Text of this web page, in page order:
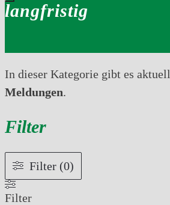
langfristig
In dieser Kategorie gibt es aktuell
Meldungen.
Filter
Filter (0)
Filter